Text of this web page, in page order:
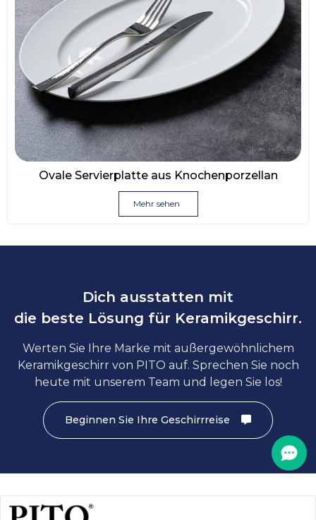
Ovale Servierplatte aus Knochenporzellan
Mehr sehen
Dich ausstatten mit
die beste Lösung für Keramikgeschirr.
Werten Sie Ihre Marke mit außergewöhnlichem
Keramikgeschirr von PITO auf. Sprechen Sie noch
heute mit unserem Team und legen Sie los!
Beginnen Sie Ihre Geschirrreise